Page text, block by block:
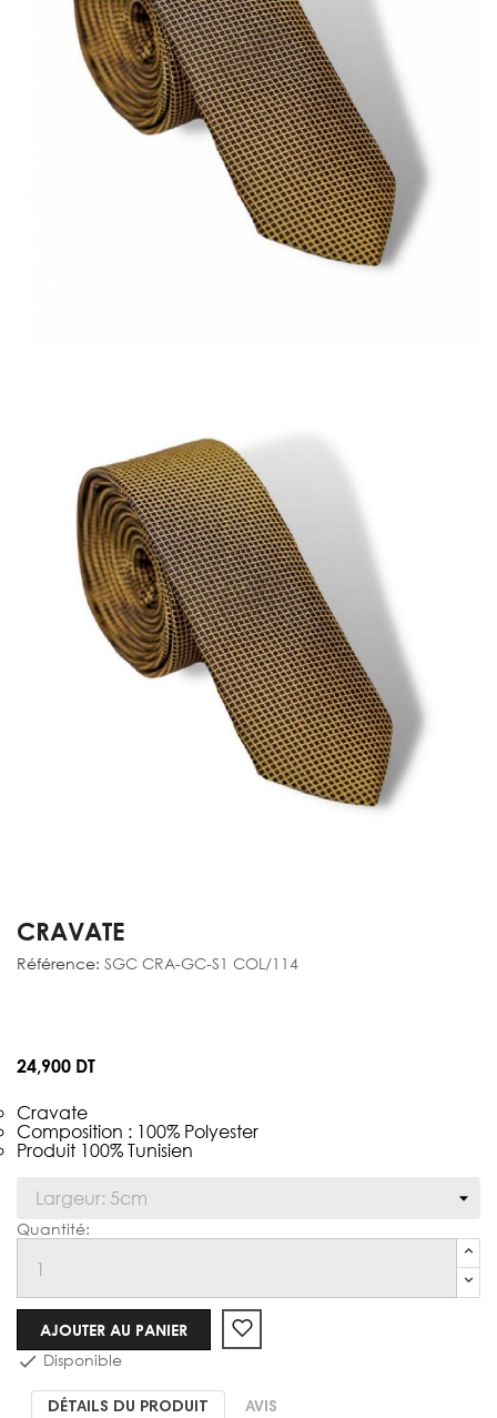
CRAVATE
Référence: SGC CRA-GC-S1 COL/114
24,900 DT
Cravate
Composition : 100% Polyester
Produit 100% Tunisien
Cravate
AJOUTER AU PANIER
 Disponible
DÉTAILS DU PRODUIT AVIS